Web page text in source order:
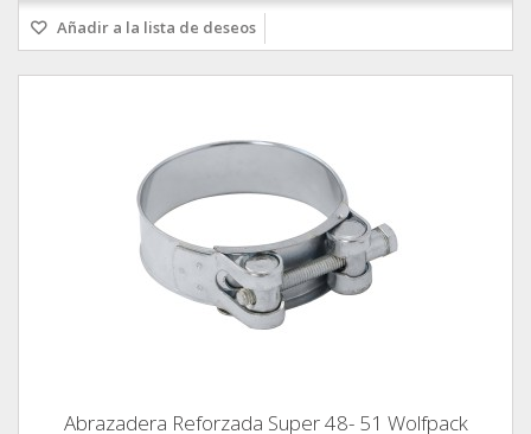
Añadir a la lista de deseos
Abrazadera Reforzada Super 48- 51 Wolfpack